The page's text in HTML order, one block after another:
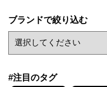
ブランドで絞り込む
#注目のタグ